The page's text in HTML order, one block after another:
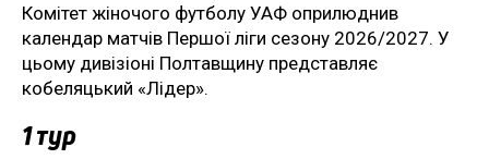
Комітет жіночого футболу УАФ оприлюднив
календар матчів Першої ліги сезону 2026/2027. У
цьому дивізіоні Полтавщину представляє
кобеляцький «Лідер».
1 тур